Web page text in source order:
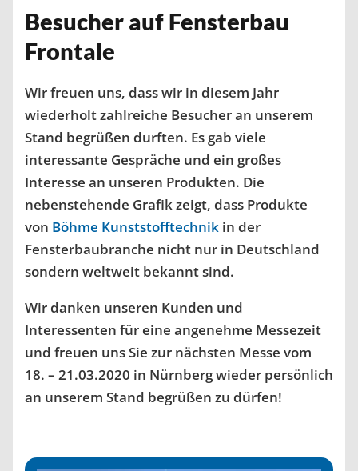
Besucher auf Fensterbau
Frontale
Wir freuen uns, dass wir in diesem Jahr
wiederholt zahlreiche Besucher an unserem
Stand begrüßen durften. Es gab viele
interessante Gespräche und ein großes
Interesse an unseren Produkten. Die
nebenstehende Grafik zeigt, dass Produkte
von Böhme Kunststofftechnikin der
Fensterbaubranche nicht nur in Deutschland
sondern weltweit bekannt sind.
Wir danken unseren Kunden und
Interessenten für eine angenehme Messezeit
und freuen uns Sie zur nächsten Messe vom
18. – 21.03.2020 in Nürnberg wieder persönlich
an unserem Stand begrüßen zu dürfen!